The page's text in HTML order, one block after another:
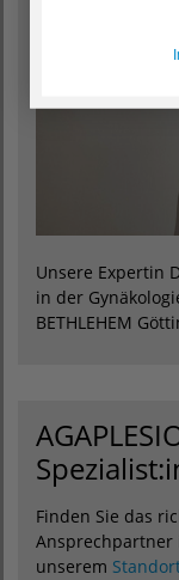
Unsere Expertin
in der
BETHLEHEM
Finden Sie das
Ansprechpartner
unserem